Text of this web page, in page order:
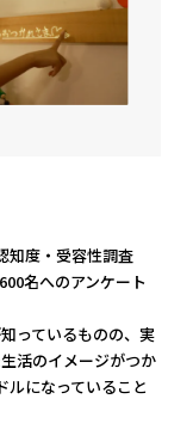
知度・受容性調査
名へのアンケート
っているものの、実
活のイメージがつか
ルになっていること